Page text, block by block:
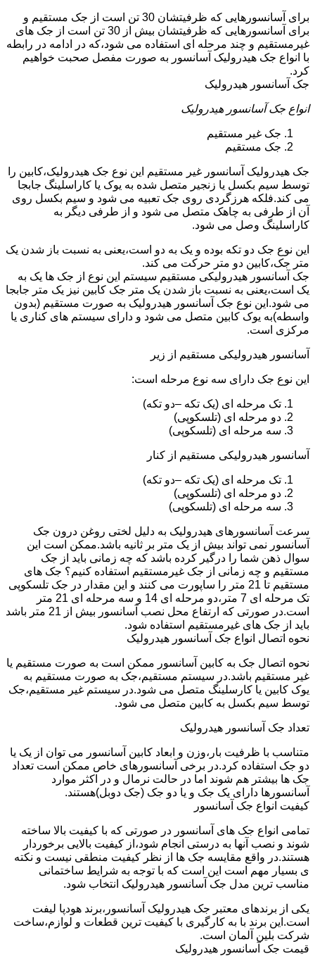
برای آسانسورهایی که ظرفیتشان 30 تن است از جک مستقیم و
برای آسانسورهایی که ظرفیتشان بیش از 30 تن است از جک های
غیرمستقیم و چند مرحله ای استفاده می شود،که در ادامه در رابطه
با انواع جک هیدرولیک آسانسور به صورت مفصل صحبت خواهیم
کرد.
جک آسانسور هیدرولیک
انواع جک آسانسور هیدرولیک
جک غیر مستقیم
جک مستقیم
جک هیدرولیک آسانسور غیر مستقیم این نوع جک هیدرولیک،کابین را
توسط سیم بکسل یا زنجیر متصل شده به یوک یا کاراسلینگ جابجا
می کند.فلکه هرزگردی روی جک تعبیه می شود و سیم بکسل روی
آن از طرفی به چاهک متصل می شود و از طرفی دیگر به
کاراسلینگ وصل می شود.
این نوع جک دو تکه بوده و یک به دو است،یعنی به نسبت باز شدن یک
متر جک،کابین دو متر حرکت می کند.
جک آسانسور هیدرولیکی مستقیم سیستم این نوع از جک ها یک به
یک است،یعنی به نسبت باز شدن یک متر جک کابین نیز یک متر جابجا
می شود.این نوع جک آسانسور هیدرولیک به صورت مستقیم (بدون
واسطه)به یوک کابین متصل می شود و دارای سیستم های کناری یا
مرکزی است.
آسانسور هیدرولیکی مستقیم از زیر
این نوع جک دارای سه نوع مرحله است:
تک مرحله ای (یک تکه –دو تکه)
دو مرحله ای (تلسکوپی)
سه مرحله ای (تلسکوپی)
آسانسور هیدرولیکی مستقیم از کنار
تک مرحله ای (یک تکه –دو تکه)
دو مرحله ای (تلسکوپی)
سه مرحله ای (تلسکوپی)
سرعت آسانسورهای هیدرولیک به دلیل لختی روغن درون جک
آسانسور نمی تواند بیش از یک متر بر ثانیه باشد.ممکن است این
سوال ذهن شما را درگیر کرده باشد که چه زمانی باید از جک
مستقیم و چه زمانی از جک غیرمستقیم استفاده کنیم؟ جک های
مستقیم تا 21 متر را ساپورت می کنند و این مقدار در جک تلسکوپی
تک مرحله ای 7 متر،دو مرحله ای 14 و سه مرحله ای 21 متر
است.در صورتی که ارتفاع محل نصب آسانسور بیش از 21 متر باشد
باید از جک های غیرمستقیم استفاده شود.
نحوه اتصال انواع جک آسانسور هیدرولیک
نحوه اتصال جک به کابین آسانسور ممکن است به صورت مستقیم یا
غیر مستقیم باشد.در سیستم مستقیم،جک به صورت مستقیم به
یوک کابین یا کارسلینگ متصل می شود.در سیستم غیر مستقیم،جک
توسط سیم بکسل به کابین متصل می شود.
تعداد جک آسانسور هیدرولیک
متناسب با ظرفیت بار،وزن و ابعاد کابین آسانسور می توان از یک یا
دو جک استفاده کرد.در برخی آسانسورهای خاص ممکن است تعداد
جک ها بیشتر هم شوند اما در حالت نرمال و در اکثر موارد
آسانسورها دارای یک جک و یا دو جک (جک دوبل)هستند.
کیفیت انواع جک آسانسور
تمامی انواع جک های آسانسور در صورتی که با کیفیت بالا ساخته
شوند و نصب آنها به درستی انجام شود،از کیفیت بالایی برخوردار
هستند.در واقع مقایسه جک ها از نظر کیفیت منطقی نیست و نکته
ی بسیار مهم است این است که با توجه به شرایط ساختمانی
مناسب ترین مدل جک آسانسور هیدرولیک انتخاب شود.
یکی از برندهای معتبر جک هیدرولیک آسانسور،برند هودپا لیفت
است.این برند با به کارگیری با کیفیت ترین قطعات و لوازم،ساخت
شرکت بلین آلمان است.
قیمت جک آسانسور هیدرولیک